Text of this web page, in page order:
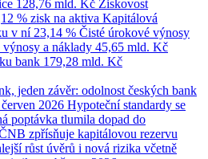
128,76 mld. Kč Ziskovost
% zisk na aktiva Kapitálová
v ní 23,14 % Čisté úrokové výnosy
a náklady 45,65 mld. Kč
bank 179,28 mld. Kč
jeden závěr: odolnost českých bank
2026 Hypoteční standardy se
poptávka tlumila dopad do
zpřísňuje kapitálovou rezervu
růst úvěrů i nová rizika včetně